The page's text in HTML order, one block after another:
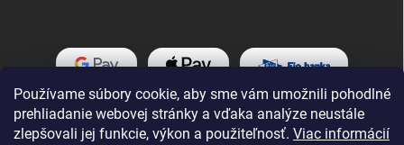
Používame súbory cookie, aby sme vám umožnili pohodlné
prehliadanie webovej stránky a vďaka analýze neustále
zlepšovali jej funkcie, výkon a použiteľnosť. Viac informácií